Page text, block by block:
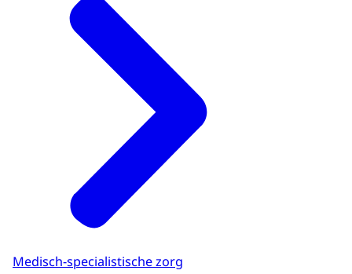
Medisch-specialistische zorg